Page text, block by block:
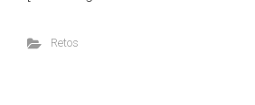
Retos